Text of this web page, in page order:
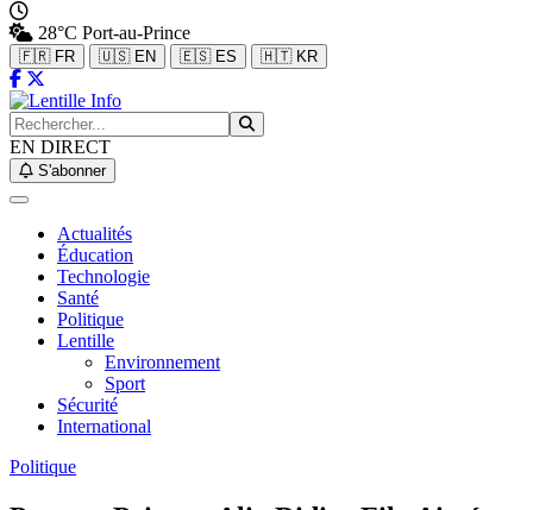
28°C Port-au-Prince
🇫🇷 FR 🇺🇸 EN 🇪🇸 ES 🇭🇹 KR
EN DIRECT
S'abonner
Actualités
Éducation
Technologie
Santé
Politique
Lentille
Environnement
Sport
Sécurité
International
Politique